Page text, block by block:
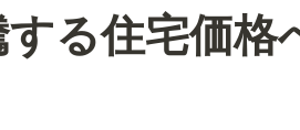
る住宅価格